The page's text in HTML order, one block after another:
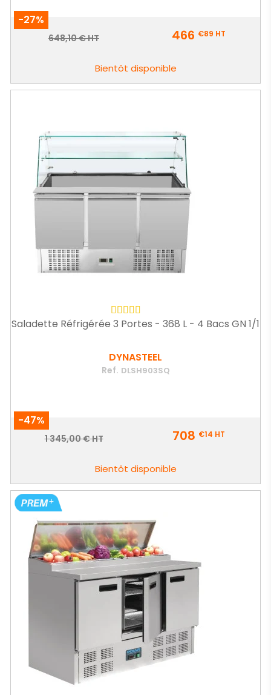
-27%
Prix
Prix
648,10 € HT 466 €89 HT
Bientôt disponible
Saladette Réfrigérée 3 Portes - 368 L - 4 Bacs GN 1/1
DYNASTEEL
Ref. DLSH903SQ
-47%
Prix
Prix
1 345,00 € HT 708 €14 HT
Bientôt disponible